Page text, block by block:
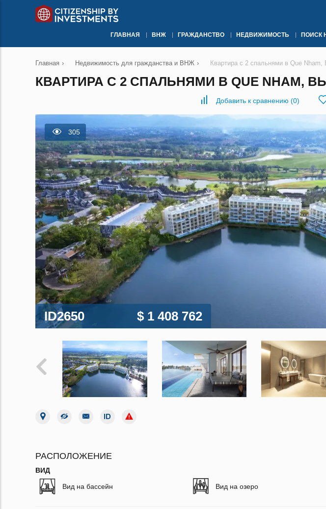
ГЛАВНАЯ ВНЖ ГРАЖДАНСТВО НЕДВИЖИМОСТЬ ПОИСК
Главная › Недвижимость для гражданства и ВНЖ › Квартира с 2 спальнями в Que
КВАРТИРА С 2 СПАЛЬНЯМИ В QUE NHAM,
Добавить к сравнению (0)
305
ID2650 $ 1 408 762
РАСПОЛОЖЕНИЕ
ВИД
Вид на бассейн Вид на озеро